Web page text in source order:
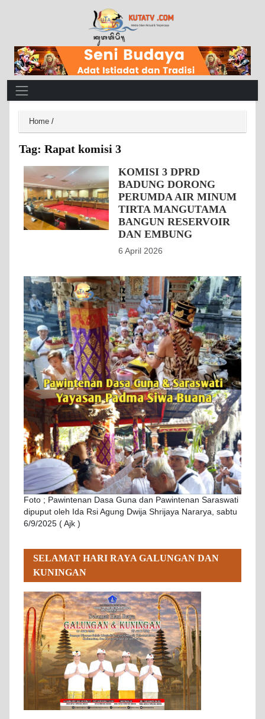
Main Navigation
Home /
Tag: Rapat komisi 3
KOMISI 3 DPRD
BADUNG DORONG
PERUMDA AIR MINUM
TIRTA MANGUTAMA
BANGUN RESERVOIR
DAN EMBUNG
6 April 2026
Foto ; Pawintenan Dasa Guna dan Pawintenan Saraswati
dipuput oleh Ida Rsi Agung Dwija Shrijaya Nararya, sabtu
6/9/2025 ( Ajk )
SELAMAT HARI RAYA GALUNGAN DAN
KUNINGAN